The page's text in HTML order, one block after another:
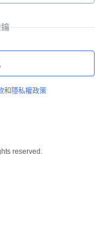
和 隱私權政策
reserved.